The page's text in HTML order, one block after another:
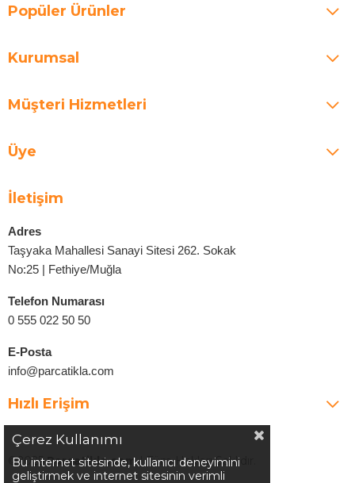
Popüler Ürünler
Kurumsal
Müşteri Hizmetleri
Üye
İletişim
Adres
Taşyaka Mahallesi Sanayi Sitesi 262. Sokak
No:25 | Fethiye/Muğla
Telefon Numarası
0 555 022 50 50
E-Posta
info@parcatikla.com
Hızlı Erişim
©2025Parcatikla.com| Tüm Hakları Saklıdır.
Çerez Kullanımı
Bu internet sitesinde, kullanıcı deneyimini
geliştirmek ve internet sitesinin verimli